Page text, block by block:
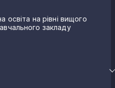
освіта на рівні вищого
закладу